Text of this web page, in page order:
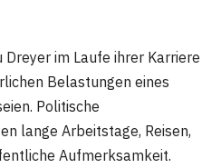
im Laufe ihrer Karriere
Belastungen eines
Politische
lange Arbeitstage, Reisen,
Aufmerksamkeit.